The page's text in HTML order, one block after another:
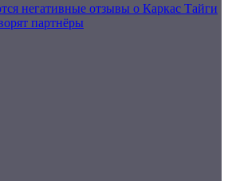
негативные отзывы о Каркас Тайги
партнёры